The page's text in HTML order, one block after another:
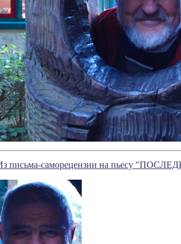
письма-саморецензии на пьесу